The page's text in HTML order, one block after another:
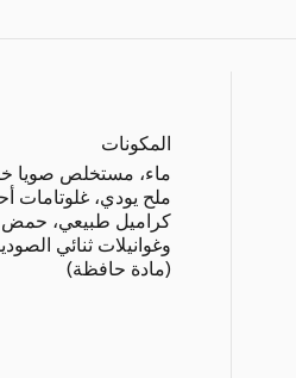
المكونات
ملح يودي، غلوتامات
كراميل طبيعي، حمض
وغوانيلات ثنائي
(مادة حافظة)